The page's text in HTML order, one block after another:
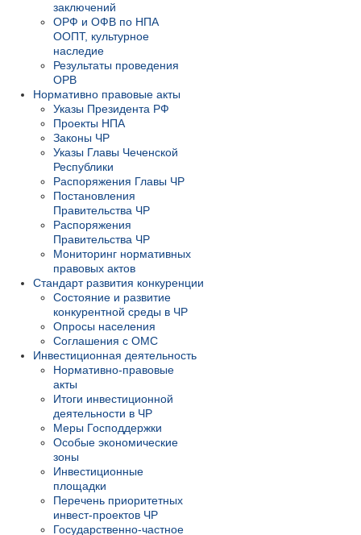
заключений
ОРФ и ОФВ по НПА
ООПТ, культурное
наследие
Результаты проведения
ОРВ
Нормативно правовые акты
Указы Президента РФ
Проекты НПА
Законы ЧР
Указы Главы Чеченской
Республики
Распоряжения Главы ЧР
Постановления
Правительства ЧР
Распоряжения
Правительства ЧР
Мониторинг нормативных
правовых актов
Стандарт развития конкуренции
Состояние и развитие
конкурентной среды в ЧР
Опросы населения
Соглашения с ОМС
Инвестиционная деятельность
Нормативно-правовые
акты
Итоги инвестиционной
деятельности в ЧР
Меры Господдержки
Особые экономические
зоны
Инвестиционные
площадки
Перечень приоритетных
инвест-проектов ЧР
Государственно-частное